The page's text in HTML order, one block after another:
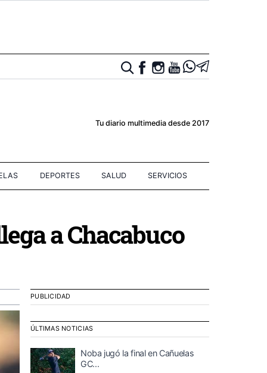
Tu diario multimedia desde 2017
DEPORTES SALUD SERVICIOS
a Chacabuco
PUBLICIDAD
ÚLTIMAS NOTICIAS
Noba jugó la final en Cañuelas
GC...